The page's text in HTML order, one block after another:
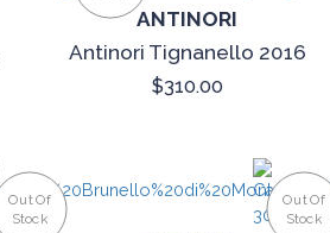
ANTINORI
Antinori Tignanello 2016
$310.00
Out Of
Stock
Out Of
Stock